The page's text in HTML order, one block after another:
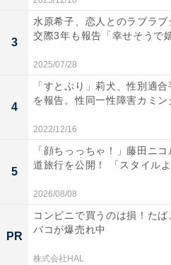
3
水原希子、恋人とのラブラブ
交際3年も報告「幸せそうで
2025/07/28
4
「すとぷり」莉犬、性別適
を報告。性同一性障害カミ
2022/12/16
5
「顔ちっっちゃ！」藤田ニ
道旅行を公開！ 「スタイル
2026/08/08
PR
コンビニで買うのは損！た
バコが爆売れ中
株式会社HAL